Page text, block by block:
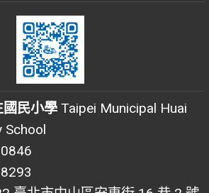
民小學 Taipei Municipal Huai
School